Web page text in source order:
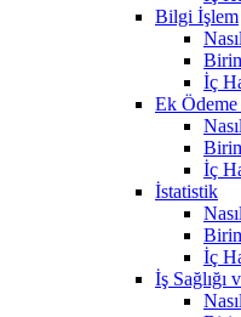
Bilgi İşlem
İç
Ek
İç
İstatistik
İç
İş Sağlığı